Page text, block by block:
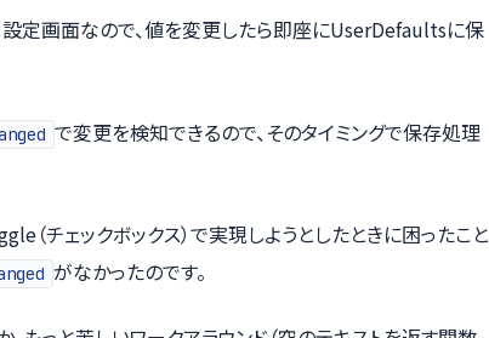
定画面なので、値を変更したら即座にUserDefaultsに保
で変更を検知できるので、そのタイミングで保存処理
（チェックボックス）で実現しようとしたときに困ったこと
がなかったのです。